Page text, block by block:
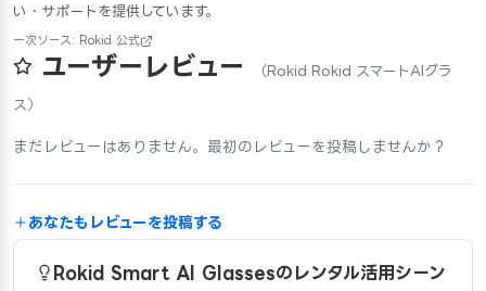
い・サポートを提供しています。
一次ソース: Rokid 公式
ユーザーレビュー （Rokid Rokid スマートAIグラ
ス）
まだレビューはありません。最初のレビューを投稿しませんか？
あなたもレビューを投稿する
Rokid Smart AI Glassesのレンタル活用シーン